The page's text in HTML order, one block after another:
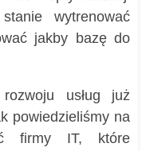
wytrenować
jakby bazę do
usług już
powiedzieliśmy na
firmy IT, które